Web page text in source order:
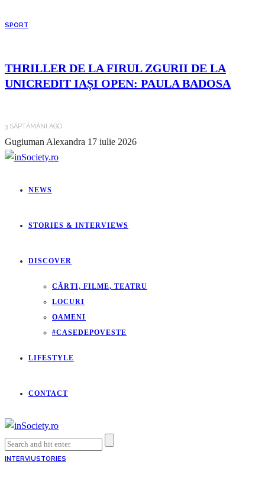
SPORT
THRILLER DE LA FIRUL ZGURII DE LA
UNICREDIT IAȘI OPEN: PAULA BADOSA
3 SĂPTĂMÂNI AGO
Gugiuman Alexandra 17 iulie 2026
NEWS
STORIES & INTERVIEWS
DISCOVER
CĂRTI, FILME, TEATRU
LOCURI
OAMENI
#CASEDEPOVESTE
LIFESTYLE
CONTACT
INTERVIUSTORIES